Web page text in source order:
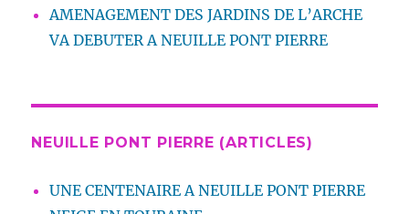
AMENAGEMENT DES JARDINS DE L’ARCHE
VA DEBUTER A NEUILLE PONT PIERRE
NEUILLE PONT PIERRE (ARTICLES)
UNE CENTENAIRE A NEUILLE PONT PIERRE